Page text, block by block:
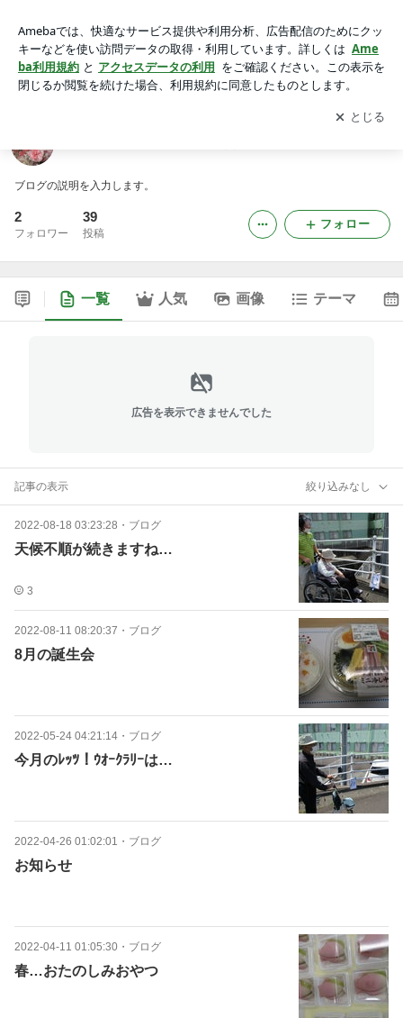
アプリをダウンロードして ブログの更新通知
を受け取りまし
ょう。
開く
ブログの説明を入力します。
2
フォロワー
39
投稿
フォロー
一覧 人気 画像 テーマ
広告を表示できませんでした
記事の表示 絞り込みなし
2022-08-18 03:23:28 ・ ブログ
天候不順が続きますね…
3
2022-08-11 08:20:37 ・ ブログ
8月の誕生会
2022-05-24 04:21:14 ・ ブログ
今月のﾚｯﾂ！ｳｵｰｸﾗﾘｰは…
2022-04-26 01:02:01 ・ ブログ
お知らせ
2022-04-11 01:05:30 ・ ブログ
春…おたのしみおやつ